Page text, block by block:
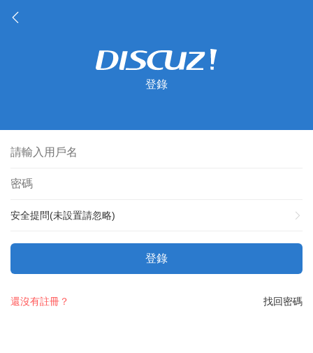
登錄
安全提問(未設置請忽略)
登錄
找回密碼
還沒有註冊？